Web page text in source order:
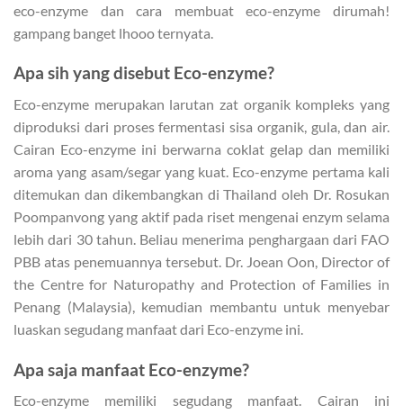
eco-enzyme dan cara membuat eco-enzyme dirumah!
gampang banget lhooo ternyata.
Apa sih yang disebut Eco-enzyme?
Eco-enzyme merupakan larutan zat organik kompleks yang
diproduksi dari proses fermentasi sisa organik, gula, dan air.
Cairan Eco-enzyme ini berwarna coklat gelap dan memiliki
aroma yang asam/segar yang kuat. Eco-enzyme pertama kali
ditemukan dan dikembangkan di Thailand oleh Dr. Rosukan
Poompanvong yang aktif pada riset mengenai enzym selama
lebih dari 30 tahun. Beliau menerima penghargaan dari FAO
PBB atas penemuannya tersebut. Dr. Joean Oon, Director of
the Centre for Naturopathy and Protection of Families in
Penang (Malaysia), kemudian membantu untuk menyebar
luaskan segudang manfaat dari Eco-enzyme ini.
Apa saja manfaat Eco-enzyme?
Eco-enzyme memiliki segudang manfaat. Cairan ini